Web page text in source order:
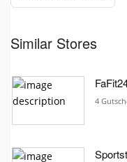
Similar Stores
4